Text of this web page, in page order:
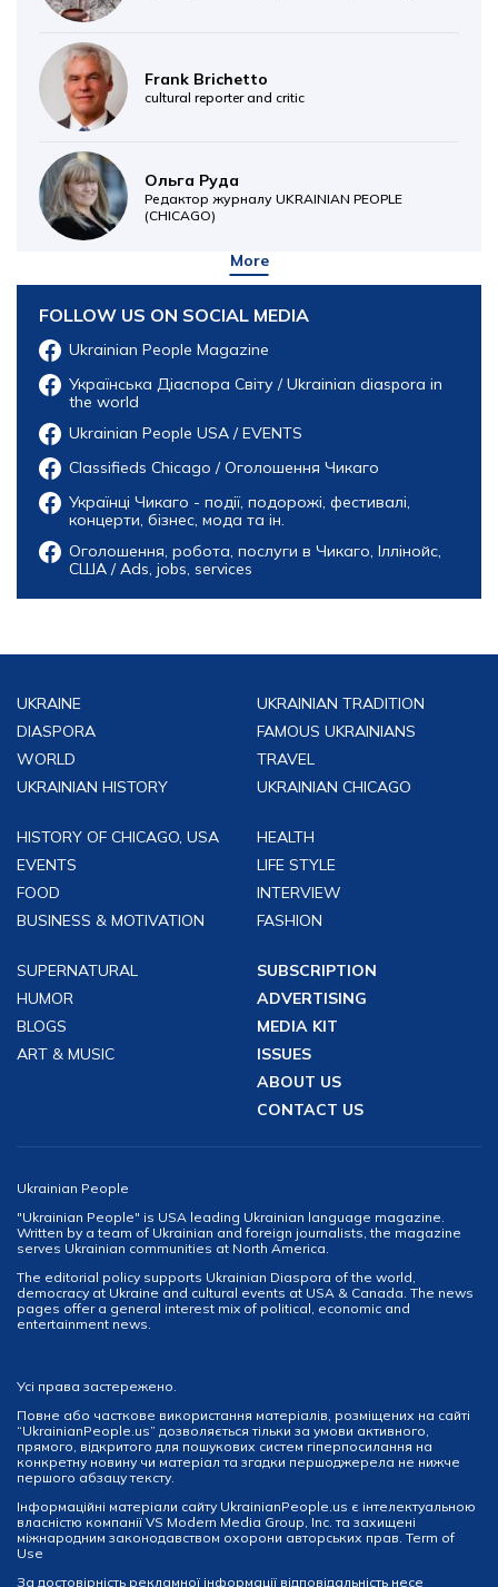
Frank Brichetto
cultural reporter and critic
Ольга Руда
Редактор журналу UKRAINIAN PEOPLE
(CHICAGO)
More
FOLLOW US ON SOCIAL MEDIA
Ukrainian People Magazine
Українська Діаспора Світу / Ukrainian diaspora in
the world
Ukrainian People USA / EVENTS
Classifieds Chicago / Оголошення Чикаго
Українці Чикаго - події, подорожі, фестивалі,
концерти, бізнес, мода та ін.
Оголошення, робота, послуги в Чикаго, Іллінойс,
США / Ads, jobs, services
UKRAINE
DIASPORA
WORLD
UKRAINIAN HISTORY
UKRAINIAN TRADITION
FAMOUS UKRAINIANS
TRAVEL
UKRAINIAN CHICAGO
HISTORY OF CHICAGO, USA
EVENTS
FOOD
BUSINESS & MOTIVATION
HEALTH
LIFE STYLE
INTERVIEW
FASHION
SUPERNATURAL
HUMOR
BLOGS
ART & MUSIC
SUBSCRIPTION
ADVERTISING
MEDIA KIT
ISSUES
ABOUT US
CONTACT US
Ukrainian People
"Ukrainian People" is USA leading Ukrainian language magazine.
Written by a team of Ukrainian and foreign journalists, the magazine
serves Ukrainian communities at North America.
The editorial policy supports Ukrainian Diaspora of the world,
democracy at Ukraine and cultural events at USA & Canada. The news
pages offer a general interest mix of political, economic and
entertainment news.
Усі права застережено.
Повне або часткове використання матеріалів, розміщених на сайті
“UkrainianPeople.us” дозволяється тільки за умови активного,
прямого, відкритого для пошукових систем гіперпосилання на
конкретну новину чи матеріал та згадки першоджерела не нижче
першого абзацу тексту.
Інформаційні матеріали сайту UkrainianPeople.us є інтелектуальною
власністю компанії VS Modern Media Group, Inc. та захищені
міжнародним законодавством охорони авторських прав. Term of
Use
За достовірність рекламної інформації відповідальність несе